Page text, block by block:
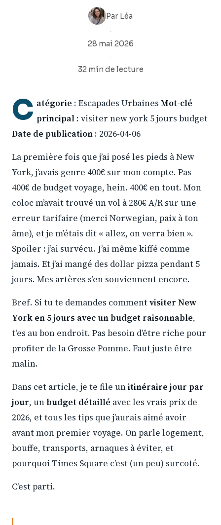
Par Léa
·
28 mai 2026
·
32 min de lecture
C atégorie : Escapades Urbaines Mot-clé
principal: visiter new york 5 jours budget
Date de publication : 2026-04-06
La première fois que j’ai posé les pieds à New
York, j’avais genre 400€ sur mon compte. Pas
400€ de budget voyage, hein. 400€ en tout. Mon
coloc m’avait trouvé un vol à 280€ A/R sur une
erreur tarifaire (merci Norwegian, paix à ton
âme), et je m’étais dit « allez, on verra bien ».
Spoiler : j’ai survécu. J’ai même kiffé comme
jamais. Et j’ai mangé des dollar pizza pendant 5
jours. Mes artères s’en souviennent encore.
Bref. Si tu te demandes commentvisiter New
York en 5 jours avec un budget raisonnable,
t’es au bon endroit. Pas besoin d’être riche pour
profiter de la Grosse Pomme. Faut juste être
malin.
Dans cet article, je te file unitinéraire jour par
jour, un budget détaillé avec les vrais prix de
2026, et tous les tips que j’aurais aimé avoir
avant mon premier voyage. On parle logement,
bouffe, transports, arnaques à éviter, et
pourquoi Times Square c’est (un peu) surcoté.
C’est parti.